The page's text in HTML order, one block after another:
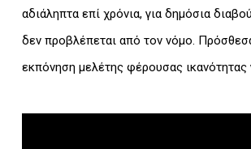
αδιάληπτα επί χρόνια, για δημόσια
δεν προβλέπεται από τον νόμο.
εκπόνηση μελέτης φέρουσας ικανότητας